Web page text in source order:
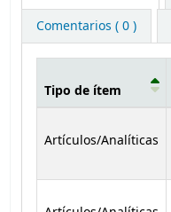
Comentarios ( 0 )
Tipo de ítem
Artículos/Analíticas